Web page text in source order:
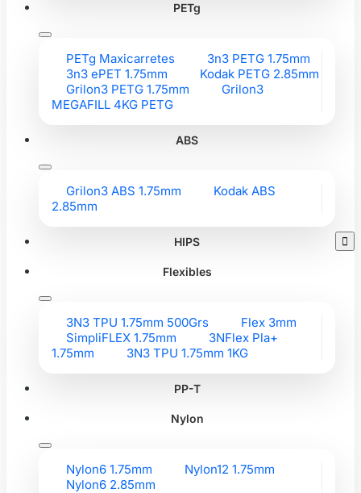
PETg
PETg Maxicarretes
3n3 PETG 1.75mm
3n3 ePET 1.75mm
Kodak PETG 2.85mm
Grilon3 PETG 1.75mm
Grilon3
MEGAFILL 4KG PETG
ABS
Grilon3 ABS 1.75mm
Kodak ABS
2.85mm
HIPS
Flexibles
3N3 TPU 1.75mm 500Grs
Flex 3mm
SimpliFLEX 1.75mm
3NFlex Pla+
1.75mm
3N3 TPU 1.75mm 1KG
PP-T
Nylon
Nylon6 1.75mm
Nylon12 1.75mm
Nylon6 2.85mm
